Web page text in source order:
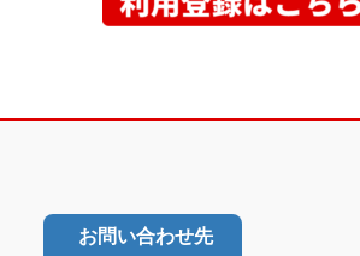
お問い合わせ先